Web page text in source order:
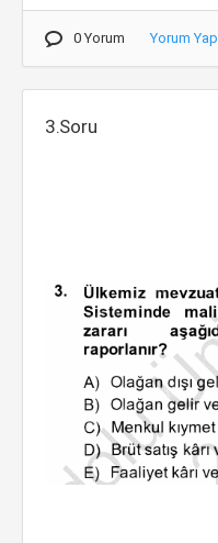
0 Yorum Yorum Yap
3.Soru